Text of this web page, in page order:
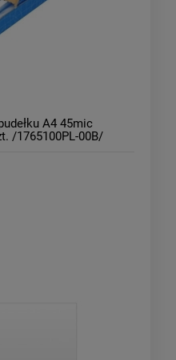
A4 45mic
/1765100PL-00B/